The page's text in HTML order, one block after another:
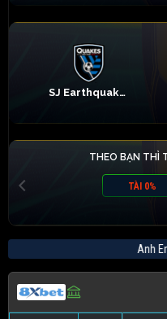
SJ Earthquakes (R)
THEO BẠN THÌ
TÀI 0%
Anh